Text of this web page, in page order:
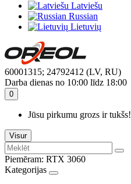
Latviešu
Russian
Lietuvių
60001315; 24792412 (LV, RU)
Darba dienas no 10:00 līdz 18:00
0
Jūsu pirkumu grozs ir tukšs!
Visur
Piemēram: RTX 3060
Kategorijas